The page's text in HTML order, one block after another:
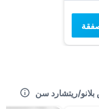
ريتشارد سن